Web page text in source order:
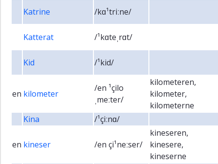
Katrine /kɑ¹triːne/
Katterat /¹kɑteˌrɑt/
Kid /¹kid/
en kilometer
/en ¹çilo
ˌmeːter/
kilometeren,
kilometer,
kilometerne
Kina
/¹çiːnɑ/
en kineser /en çi¹neːser/
kineseren,
kinesere,
kineserne